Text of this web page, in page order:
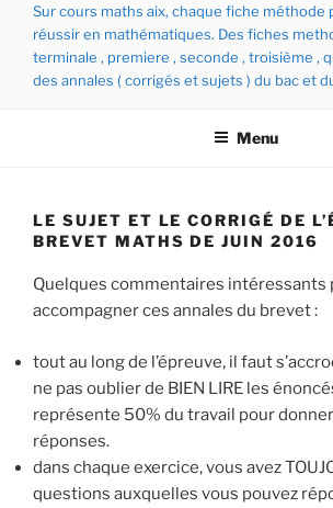
Sur cours maths aix, chaque fiche méthode
réussir en mathématiques. Des fiches
terminale , premiere , seconde , troisième ,
des annales ( corrigés et sujets ) du bac et
Menu
LE SUJET ET LE CORRIGÉ DE
BREVET MATHS DE JUIN 2016
Quelques commentaires intéressants
accompagner ces annales du brevet :
tout au long de l’épreuve, il faut
ne pas oublier de BIEN LIRE les
représente 50% du travail pour
réponses.
dans chaque exercice, vous avez
questions auxquelles vous pouvez